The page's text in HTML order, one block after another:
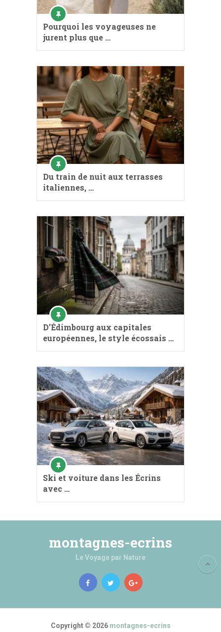
Pourquoi les voyageuses ne
jurent plus que …
Du train de nuit aux terrasses
italiennes, …
D’Édimbourg aux capitales
européennes, le style écossais …
Ski et voiture dans les Écrins
avec …
montagnes-ecrins
Le Voyage par Nature
Copyright © 2026 montagnes-ecrins